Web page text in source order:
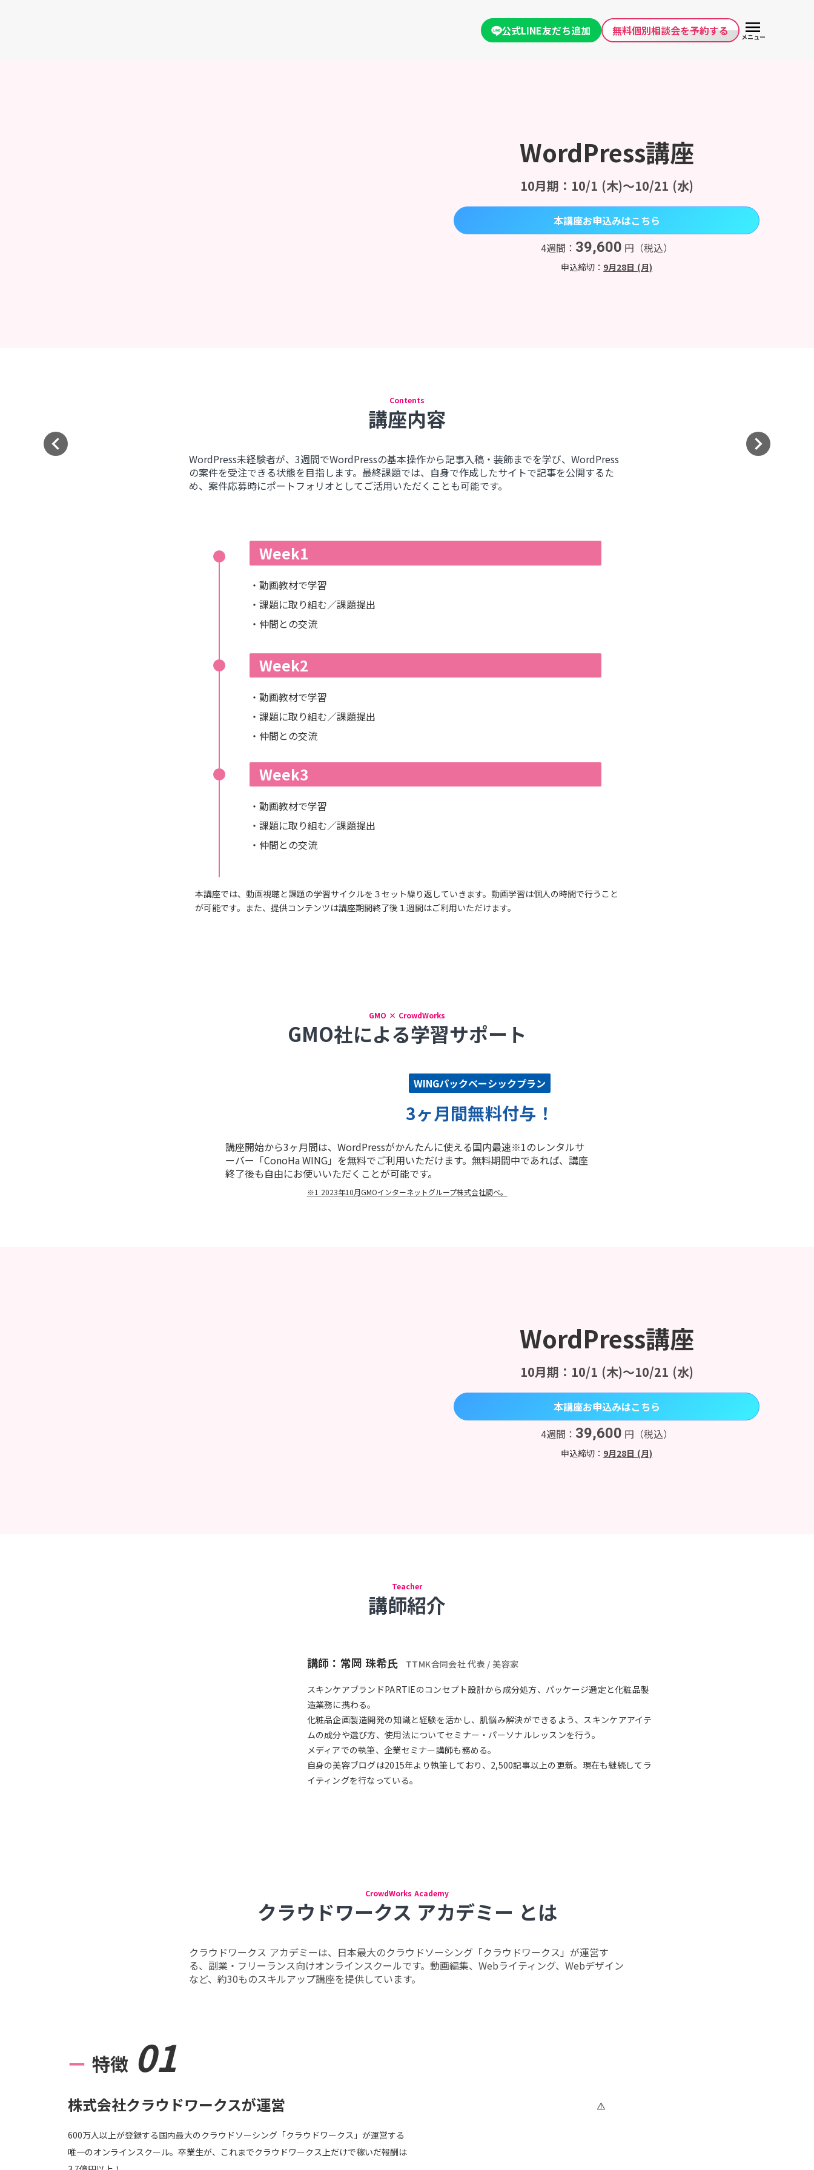
公式LINE友だち追加 無料個別相談会を予約する menu
メニュー
WordPress講座
10月期：10/1 (木)〜10/21 (水)
本講座お申込みはこちら
4週間： 39,600 円（税込）
申込締切： 9月28日 (月)
Contents
講座内容
WordPress未経験者が、3週間でWordPressの基本操作から記事入稿・装飾までを学び、WordPress
の案件を受注できる状態を目指します。最終課題では、自身で作成したサイトで記事を公開するた
め、案件応募時にポートフォリオとしてご活用いただくことも可能です。
keyboard_arrow_left keyboard_arrow_right
Week1
・動画教材で学習
・課題に取り組む／課題提出
・仲間との交流
Week2
・動画教材で学習
・課題に取り組む／課題提出
・仲間との交流
Week3
・動画教材で学習
・課題に取り組む／課題提出
・仲間との交流
本講座では、動画視聴と課題の学習サイクルを３セット繰り返していきます。動画学習は個人の時間で行うこと
が可能です。また、提供コンテンツは講座期間終了後１週間はご利用いただけます。
GMO × CrowdWorks
GMO社による学習サポート
WINGパックベーシックプラン
3ヶ月間無料付与！
講座開始から3ヶ月間は、WordPressがかんたんに使える国内最速※1のレンタルサ
ーバー「ConoHa WING」を無料でご利用いただけます。無料期間中であれば、講座
終了後も自由にお使いいただくことが可能です。
※1 2023年10月GMOインターネットグループ株式会社調べ。
WordPress講座
10月期：10/1 (木)〜10/21 (水)
本講座お申込みはこちら
4週間： 39,600 円（税込）
申込締切： 9月28日 (月)
Teacher
講師紹介
講師：常岡 珠希氏 TTMK合同会社 代表 / 美容家
スキンケアブランドPARTIEのコンセプト設計から成分処方、パッケージ選定と化粧品製
造業務に携わる。
化粧品企画製造開発の知識と経験を活かし、肌悩み解決ができるよう、スキンケアアイテ
ムの成分や選び方、使用法についてセミナー・パーソナルレッスンを行う。
メディアでの執筆、企業セミナー講師も務める。
自身の美容ブログは2015年より執筆しており、2,500記事以上の更新。現在も継続してラ
イティングを行なっている。
CrowdWorks Academy
クラウドワークス アカデミー とは
クラウドワークス アカデミーは、日本最大のクラウドソーシング「クラウドワークス」が運営す
る、副業・フリーランス向けオンラインスクールです。動画編集、Webライティング、Webデザイン
など、約30ものスキルアップ講座を提供しています。
ー 特徴 01
株式会社クラウドワークスが運営
600万人以上が登録する国内最大のクラウドソーシング「クラウドワークス」が運営する
唯一のオンラインスクール。卒業生が、これまでクラウドワークス上だけで稼いだ報酬は